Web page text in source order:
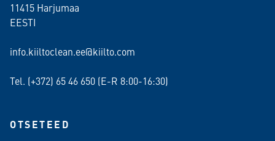
11415 Harjumaa
EESTI
info.kiiltoclean.ee@kiilto.com
Tel. (+372) 65 46 650 (E-R 8:00-16:30)
OTSETEED